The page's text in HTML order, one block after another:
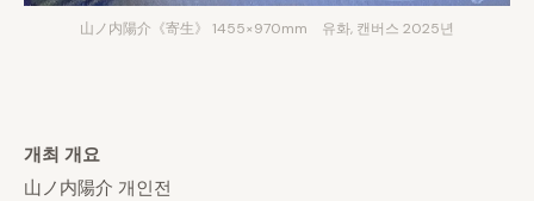
山ノ内陽介《寄生》 1455×970mm 유화, 캔버스 2025년
개최 개요
山ノ内陽介 개인전